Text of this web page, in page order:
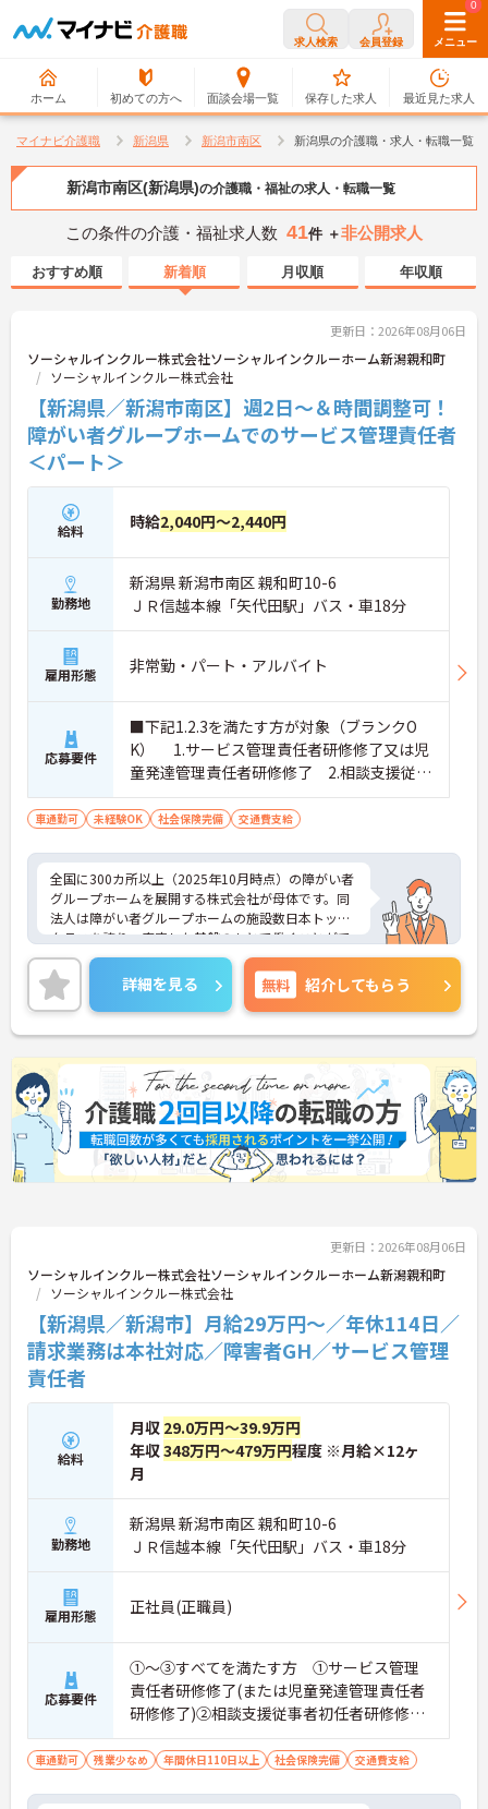
求人検索 会員登録 メニュー
ホーム 初めての方へ 面談会場一覧
0
保存した求人
0
最近見た求人
マイナビ介護職 新潟県 新潟市南区 新潟県の介護職・求人・転職一覧
新潟市南区(新潟県)の介護職・福祉の求人・転職一覧
この条件の介護・福祉求人数 41件 ＋非公開求人
おすすめ順 新着順 月収順 年収順
更新日：2026年08月06日
ソーシャルインクルー株式会社ソーシャルインクルーホーム新潟親和町
ソーシャルインクルー株式会社
【新潟県／新潟市南区】週2日～＆時間調整可！
障がい者グループホームでのサービス管理責任者
＜パート＞
給料 時給2,040円～2,440円
勤務地
新潟県 新潟市南区 親和町10-6
ＪＲ信越本線「矢代田駅」バス・車18分
雇用形態 非常勤・パート・アルバイト
応募要件
■下記1.2.3を満たす方が対象（ブランクO
K） 1.サービス管理責任者研修修了又は児
童発達管理責任者研修修了 2.相談支援従事
者初任者研修修了又は相談支援従事者実務
者研修修了 3.普通自動車運転免許(AT限定
車通勤可 未経験OK 社会保険完備 交通費支給
全国に300カ所以上（2025年10月時点）の障がい者
グループホームを展開する株式会社が母体です。同
法人は障がい者グループホームの施設数日本トップ
クラスを誇り、安定した基盤のもとで働くことがで
きます。 週2日～、勤務時間は調整可能、平日のみ
の勤務もご相談いただけます。子育て中の方も多数
活躍されているなど、ライフスタイルに合わせた柔
軟な働き方が実現できる環境です。20代から60代ま
で幅広い年代のスタッフが在籍しており、風通しの
良い職場です。キャリアアップを目指す方には、正
社員登用制度も用意されています。資格を活かし、
ワークライフバランスを大切にしながら長期的にキ
ャリアを築きたい方におすすめです。 ご興味のある
方は詳細等をお伝えしますので、お気軽にお問い合
わせください。
詳細を見る 無料 紹介してもらう
更新日：2026年08月06日
ソーシャルインクルー株式会社ソーシャルインクルーホーム新潟親和町
ソーシャルインクルー株式会社
【新潟県／新潟市】月給29万円～／年休114日／
請求業務は本社対応／障害者GH／サービス管理
責任者
給料
月収 29.0万円～39.9万円
年収348万円～479万円程度 ※月給×12ヶ
月
勤務地
新潟県 新潟市南区 親和町10-6
ＪＲ信越本線「矢代田駅」バス・車18分
雇用形態 正社員(正職員)
応募要件
①～③すべてを満たす方 ①サービス管理
責任者研修修了(または児童発達管理責任者
研修修了)②相談支援従事者初任者研修修了
(または相談支援従事者実務者研修修了)③普
通自動車運転免許(AT限定可)
車通勤可 残業少なめ 年間休日110日以上 社会保険完備 交通費支給